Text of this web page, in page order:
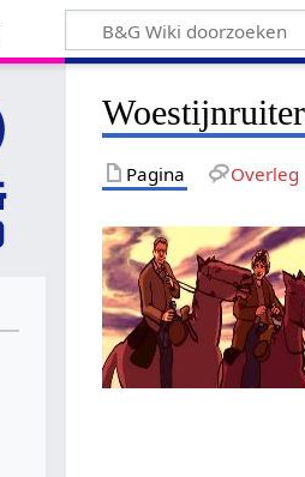
Pagina Overleg